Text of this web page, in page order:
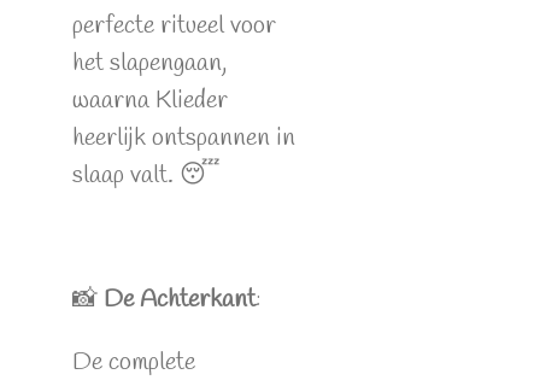
perfecte ritueel voor
het slapengaan,
waarna Klieder
heerlijk ontspannen in
slaap valt. 😴
📸 De Achterkant:
De complete